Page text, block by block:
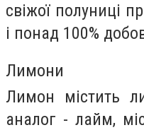
свіжої полуниці
і понад 100%
Лимони
Лимон містить
аналог - лайм,